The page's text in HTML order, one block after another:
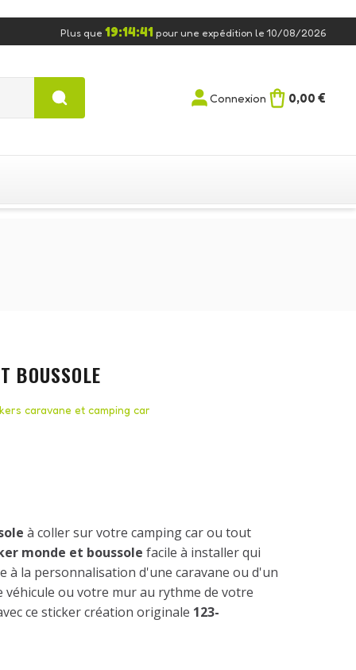
Plus que 19:14:40 pour une expédition le 10/08/2026
Connexion 0,00 €
BOUSSOLE
caravane et camping car
à coller sur votre camping car ou tout
monde et boussole facile à installer qui
à la personnalisation d'une caravane ou d'un
véhicule ou votre mur au rythme de votre
ce sticker création originale 123-